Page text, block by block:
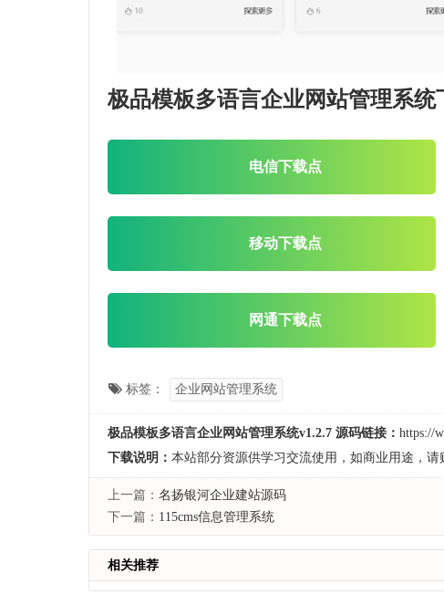
极品模板多语言企业网站管理系统
电信下载点
移动下载点
网通下载点
标签： 企业网站管理系统
极品模板多语言企业网站管理系统v1.2.7 源码链接： https://
下载说明： 本站部分资源供学习交流使用，如商业用途，请
上一篇： 名扬银河企业建站源码
下一篇： 115cms信息管理系统
相关推荐